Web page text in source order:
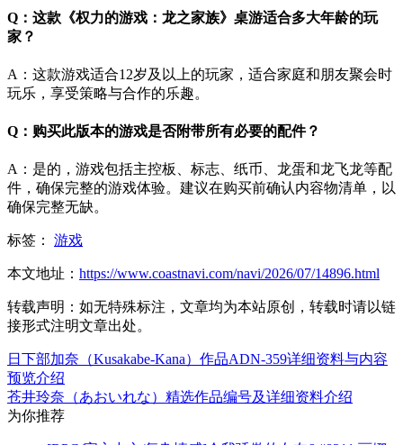
Q：这款《权力的游戏：龙之家族》桌游适合多大年龄的玩
家？
A：这款游戏适合12岁及以上的玩家，适合家庭和朋友聚会时
玩乐，享受策略与合作的乐趣。
Q：购买此版本的游戏是否附带所有必要的配件？
A：是的，游戏包括主控板、标志、纸币、龙蛋和龙飞龙等配
件，确保完整的游戏体验。建议在购买前确认内容物清单，以
确保完整无缺。
标签： 游戏
本文地址： https://www.coastnavi.com/navi/2026/07/14896.html
转载声明： 如无特殊标注，文章均为本站原创，转载时请以链
接形式注明文章出处。
日下部加奈（Kusakabe-Kana）作品ADN-359详细资料与内容
预览介绍
苍井玲奈（あおいれな）精选作品编号及详细资料介绍
为你推荐